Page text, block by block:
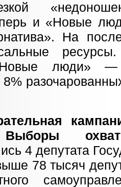
и «Новые
На
люди» —
8%
Выборы
4 депутата
78 тысяч